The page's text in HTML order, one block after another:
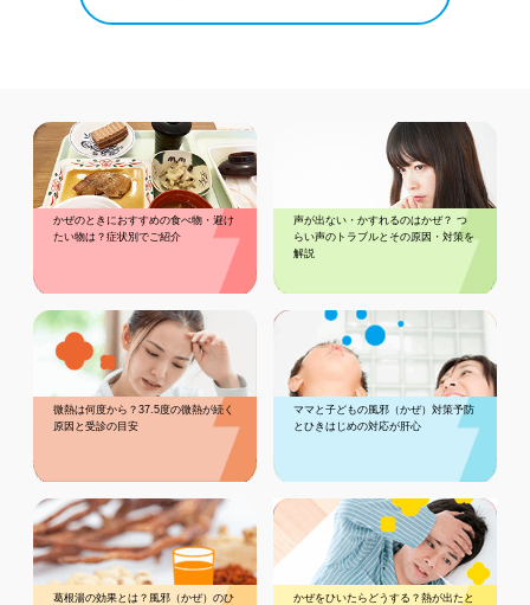
かぜのときにおすすめの食べ物・避け
たい物は？症状別でご紹介
声が出ない・かすれるのはかぜ？ つ
らい声のトラブルとその原因・対策を
解説
微熱は何度から？37.5度の微熱が続く
原因と受診の目安
ママと子どもの風邪（かぜ）対策予防
とひきはじめの対応が肝心
葛根湯の効果とは？風邪（かぜ）のひ
かぜをひいたらどうする？熱が出たと